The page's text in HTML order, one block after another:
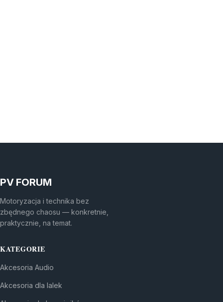
PV FORUM
Motoryzacja i technika bez
zbędnego chaosu — konkretnie,
praktycznie, na temat.
KATEGORIE
Akcesoria Audio
Akcesoria dla lalek